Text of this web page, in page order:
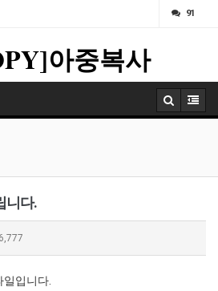
91
아중복사
니다.
입니다.